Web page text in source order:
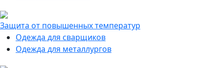
Защита от повышенных температур
Одежда для сварщиков
Одежда для металлургов